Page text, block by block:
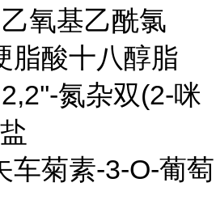
氧基乙酰氯
脂酸十八醇脂
氮杂双(2-咪
车菊素-3-O-葡萄